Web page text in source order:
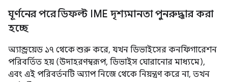
ঘূর্ণনের পরে ডিফল্ট IME দৃশ্যমানতা পুনরুদ্ধার করা
হচ্ছে
অ্যান্ড্রয়েড ১৭ থেকে শুরু করে, যখন ডিভাইসের কনফিগারেশন
পরিবর্তিত হয় (উদাহরণস্বরূপ, ডিভাইস ঘোরানোর মাধ্যমে),
এবং এই পরিবর্তনটি অ্যাপ নিজে থেকে নিয়ন্ত্রণ করে না, তখন